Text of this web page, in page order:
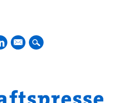
Mail